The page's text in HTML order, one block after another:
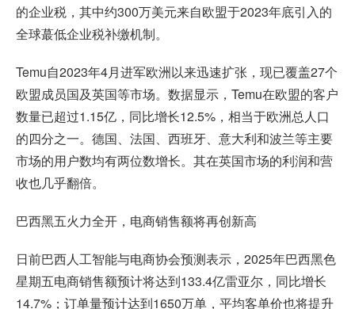
的企业税，其中约300万美元来自欧盟于2023年底引入的
全球蕞低企业税补缴机制。
Temu自2023年4月进军欧洲以来迅速扩张，现已覆盖27个
欧盟成员国及英国等市场。数据显示，Temu在欧盟的客户
数量已超过1.15亿，同比增长12.5%，相当于欧洲总人口
的四分之一。德国、法国、西班牙、意大利和波兰等主要
市场的用户数均有两位数增长。其在英国市场的利润和营
收也几乎翻倍。
巴西黑五火力全开，电商销售额将再创新高
日前巴西人工智能与电商协会预测表示，2025年巴西黑色
星期五电商销售额预计将达到133.4亿雷亚尔，同比增长
14.7%；订单量预计达到1650万单，平均客单价也将提升